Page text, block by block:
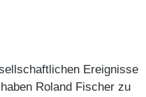
Ereignisse
Roland Fischer zu